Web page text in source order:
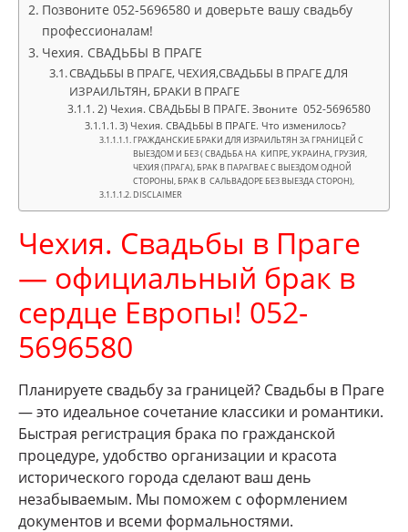
Позвоните 052-5696580 и доверьте вашу свадьбу
профессионалам!
Чехия. СВАДЬБЫ В ПРАГЕ
СВАДЬБЫ В ПРАГЕ, ЧЕХИЯ,СВАДЬБЫ В ПРАГЕ ДЛЯ
ИЗРАИЛЬТЯН, БРАКИ В ПРАГЕ
2) Чехия. СВАДЬБЫ В ПРАГЕ. Звоните 052-5696580
3) Чехия. СВАДЬБЫ В ПРАГЕ. Что изменилось?
ГРАЖДАНСКИЕ БРАКИ ДЛЯ ИЗРАИЛЬТЯН ЗА ГРАНИЦЕЙ С
ВЫЕЗДОМ И БЕЗ ( СВАДЬБА НА КИПРЕ, УКРАИНА, ГРУЗИЯ,
ЧЕХИЯ (ПРАГА), БРАК В ПАРАГВАЕ С ВЫЕЗДОМ ОДНОЙ
СТОРОНЫ, БРАК В САЛЬВАДОРЕ БЕЗ ВЫЕЗДА СТОРОН),
DISCLAIMER
Чехия. Свадьбы в Праге
— официальный брак в
сердце Европы! 052-
5696580
Планируете свадьбу за границей? Свадьбы в Праге
— это идеальное сочетание классики и романтики.
Быстрая регистрация брака по гражданской
процедуре, удобство организации и красота
исторического города сделают ваш день
незабываемым. Мы поможем с оформлением
документов и всеми формальностями.